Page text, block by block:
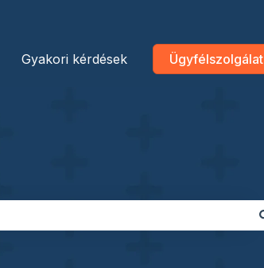
Gyakori kérdések Ügyfélszolgálat